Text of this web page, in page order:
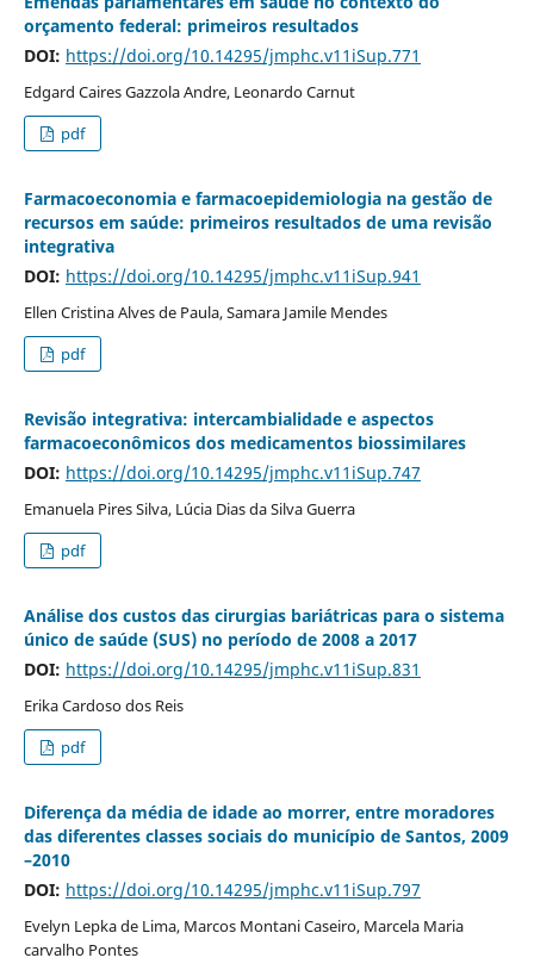
orçamento federal: primeiros resultados
DOI: https://doi.org/10.14295/jmphc.v11iSup.771
Edgard Caires Gazzola Andre, Leonardo Carnut
pdf
Farmacoeconomia e farmacoepidemiologia na gestão de
recursos em saúde: primeiros resultados de uma revisão
integrativa
DOI: https://doi.org/10.14295/jmphc.v11iSup.941
Ellen Cristina Alves de Paula, Samara Jamile Mendes
pdf
Revisão integrativa: intercambialidade e aspectos
farmacoeconômicos dos medicamentos biossimilares
DOI: https://doi.org/10.14295/jmphc.v11iSup.747
Emanuela Pires Silva, Lúcia Dias da Silva Guerra
pdf
Análise dos custos das cirurgias bariátricas para o sistema
único de saúde (SUS) no período de 2008 a 2017
DOI: https://doi.org/10.14295/jmphc.v11iSup.831
Erika Cardoso dos Reis
pdf
Diferença da média de idade ao morrer, entre moradores
das diferentes classes sociais do município de Santos, 2009
–2010
DOI: https://doi.org/10.14295/jmphc.v11iSup.797
Evelyn Lepka de Lima, Marcos Montani Caseiro, Marcela Maria
carvalho Pontes